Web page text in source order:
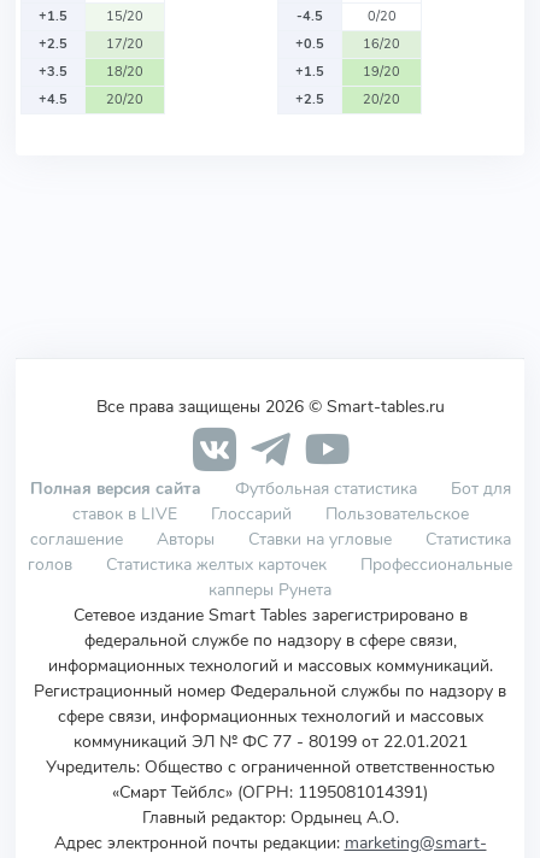
+1.5
15/20
+2.5
17/20
+3.5
18/20
+4.5
20/20
-4.5
0/20
+0.5
16/20
+1.5
19/20
+2.5
20/20
Все права защищены 2026 © Smart-tables.ru
Полная версия сайта Футбольная статистика
Бот для
ставок в LIVE
Глоссарий
Пользовательское
соглашение
Авторы Ставки на угловые
Статистика
голов
Статистика желтых карточек
Профессиональные
капперы Рунета
Сетевое издание Smart Tables зарегистрировано в
федеральной службе по надзору в сфере связи,
информационных технологий и массовых коммуникаций.
Регистрационный номер Федеральной службы по надзору в
сфере связи, информационных технологий и массовых
коммуникаций ЭЛ № ФС 77 - 80199 от 22.01.2021
Учредитель: Общество с ограниченной ответственностью
«Смарт Тейблс» (ОГРН: 1195081014391)
Главный редактор: Ордынец А.О.
Адрес электронной почты редакции: marketing@smart-